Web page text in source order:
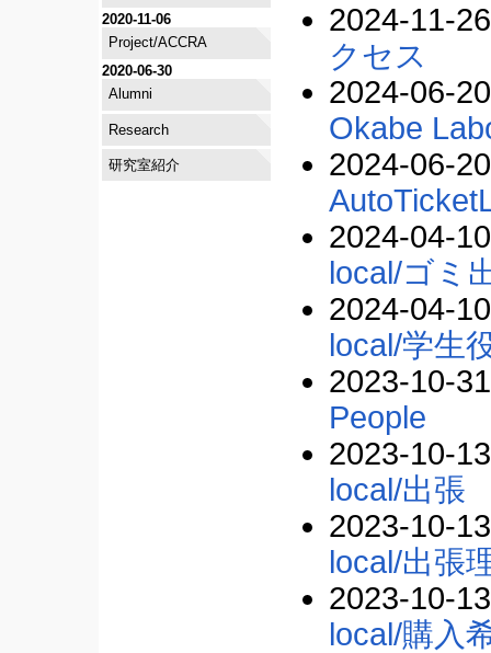
2020-11-06
Project/ACCRA
2020-06-30
Alumni
Research
研究室紹介
2024-11-
クセス
2024-06-
Okabe
2024-06-
2024-04-
local/ゴミ
2024-04-
local/学生
2023-10-
People
2023-10-
local/出張
2023-10-
local/出張
2023-10-
local/購入